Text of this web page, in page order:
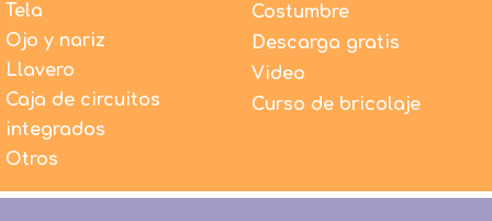
Tela
Ojo y nariz
Llavero
Caja de circuitos
integrados
Otros
Costumbre
Descarga gratis
Video
Curso de bricolaje
¿Los juguetes de peluche de DAC son seguros para
los niños?
1. Todos los materiales utilizados por DACToys son
100% nuevos y respetuosos con el medio ambiente.
2. Todos los productos antes del embalaje son 100%
inspeccionados por detectores de agujas.
3. Todos los productos se fabrican estrictamente